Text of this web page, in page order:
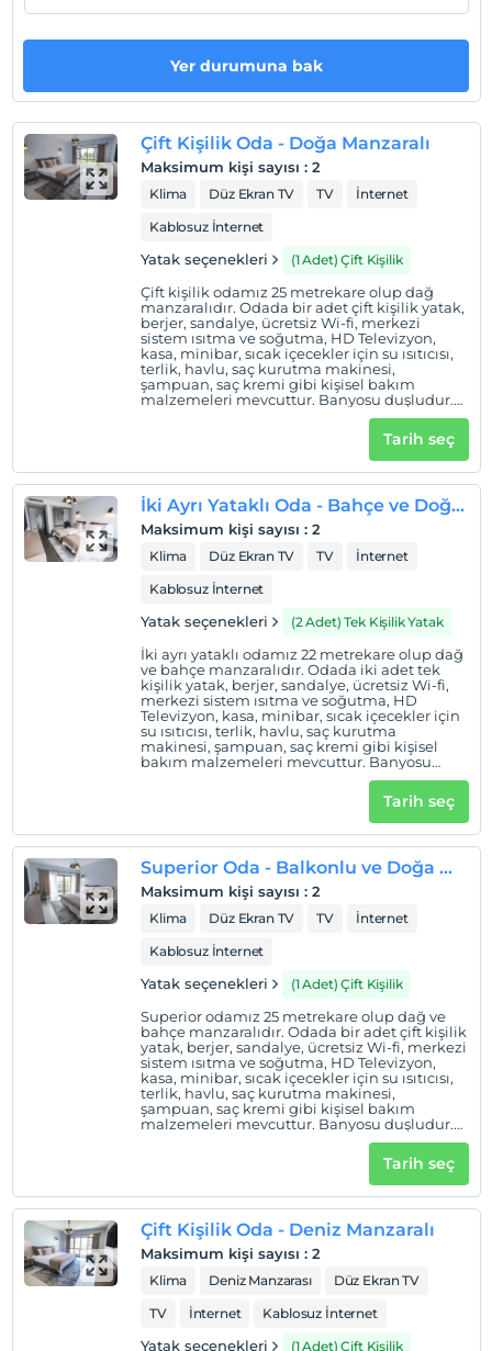
Bize ulaşmanın 2 farklı yolu bulunmaktadır. Özel aracınız
ile Altınordu ilçe merkezinden 20 dakikada ulaşabilirsiniz.
Altınordu merkeze 10 km uzaklıkta olan tesisimiz,
Boztepe’nin merkezindedir.Şehir içinde Boztepe
yönlendirme tabelalarını takip ederek rahatlıkla ulaşım
sağlayabilirsiniz. Diğer bir yol ise; sahilde Atatürk Parkı
6-8 dk arası bir unutulmayacak yolculuk ile bize
Haritada Göster
En erken saat 14:00 ve sonrası
Check/out
En geç saat 12:00 ve öncesi
Odalarda sigara içilmez
2 yaşına kadar olan bebekler ücretsizdir.
Her bir oda için 3 yaşına kadar 1 çocuk ücretsizdir
Yer durumuna bak
Çift Kişilik Oda - Doğa Manzaralı
Maksimum kişi sayısı : 2
Klima Düz Ekran TV TV
İnternet
Kablosuz İnternet
Yatak seçenekleri (1 Adet) Çift Kişilik
Çift kişilik odamız 25 metrekare olup dağ
manzaralıdır. Odada bir adet çift kişilik yatak,
berjer, sandalye, ücretsiz Wi-fi, merkezi
sistem ısıtma ve soğutma, HD Televizyon,
kasa, minibar, sıcak içecekler için su ısıtıcısı,
terlik, havlu, saç kurutma makinesi,
şampuan, saç kremi gibi kişisel bakım
malzemeleri mevcuttur. Banyosu duşludur.
Odalarda tüketilmek üzere kahve, poşet çay
ve bitki çayı ile günlük iki adet küçük suTarih seç
İki Ayrı Yataklı Oda - Bahçe ve Doğa Manzaralı
Maksimum kişi sayısı : 2
Klima Düz Ekran TV TV
İnternet
Kablosuz İnternet
Yatak seçenekleri (2 Adet) Tek Kişilik Yatak
İki ayrı yataklı odamız 22 metrekare olup dağ
ve bahçe manzaralıdır. Odada iki adet tek
kişilik yatak, berjer, sandalye, ücretsiz Wi-fi,
merkezi sistem ısıtma ve soğutma, HD
Televizyon, kasa, minibar, sıcak içecekler için
su ısıtıcısı, terlik, havlu, saç kurutma
makinesi, şampuan, saç kremi gibi kişisel
bakım malzemeleri mevcuttur. Banyosu
duşludur. Odalarda tüketilmek üzere kahve,
poşet çay ve bitki çayı ile günlük iki adetTarih seç
Superior Oda - Balkonlu ve Doğa Manzaralı
Maksimum kişi sayısı : 2
Klima Düz Ekran TV TV
İnternet
Kablosuz İnternet
Yatak seçenekleri (1 Adet) Çift Kişilik
Superior odamız 25 metrekare olup dağ ve
bahçe manzaralıdır. Odada bir adet çift kişilik
yatak, berjer, sandalye, ücretsiz Wi-fi, merkezi
sistem ısıtma ve soğutma, HD Televizyon,
kasa, minibar, sıcak içecekler için su ısıtıcısı,
terlik, havlu, saç kurutma makinesi,
şampuan, saç kremi gibi kişisel bakım
malzemeleri mevcuttur. Banyosu duşludur.
Odalarda tüketilmek üzere kahve, poşet çay
ve bitki çayı ile günlük iki adet küçük suTarih seç
Çift Kişilik Oda - Deniz Manzaralı
Maksimum kişi sayısı : 2
Klima Deniz Manzarası
Düz Ekran TV
TV
İnternet Kablosuz İnternet
Yatak seçenekleri (1 Adet) Çift Kişilik